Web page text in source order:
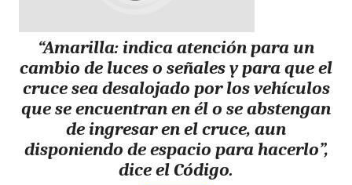
“Amarilla: indica atención para un
cambio de luces o señales y para que el
cruce sea desalojado por los vehículos
que se encuentran en él o se abstengan
de ingresar en el cruce, aun
disponiendo de espacio para hacerlo”,
dice el Código.